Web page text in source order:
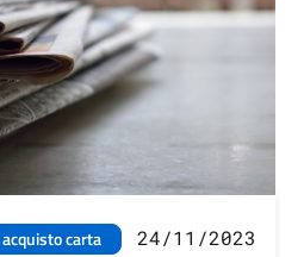
acquisto carta 24/11/2023